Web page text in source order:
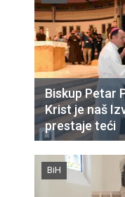
Biskup Petar
Krist je naš
prestaje teći
BiH